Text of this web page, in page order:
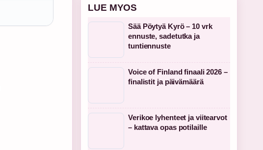
LUE MYOS
Sää Pöytyä Kyrö – 10 vrk
ennuste, sadetutka ja
tuntiennuste
Voice of Finland finaali 2026 –
finalistit ja päivämäärä
Verikoe lyhenteet ja viitearvot
– kattava opas potilaille